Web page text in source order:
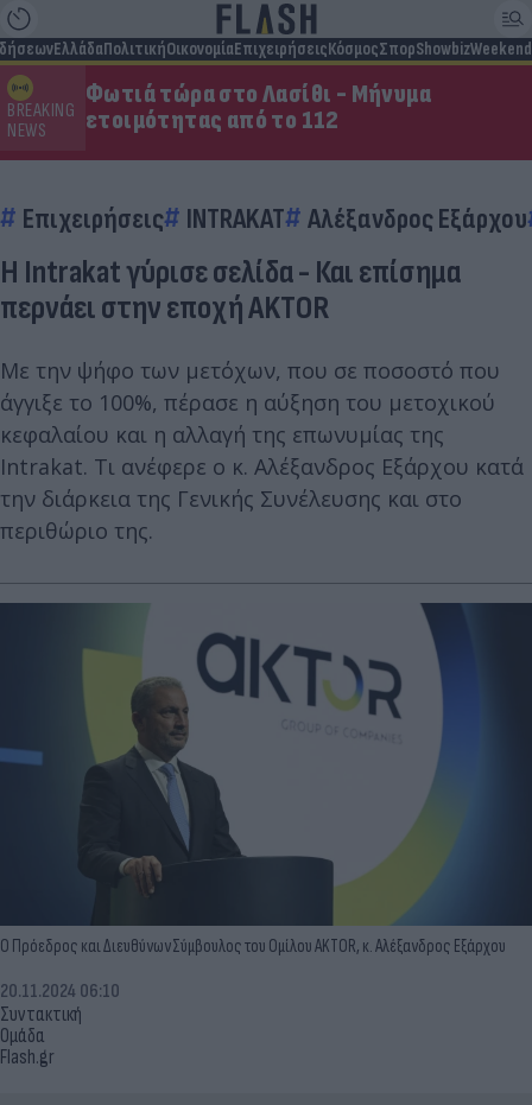
ΕλλάδαΠολιτικήΟικονομίαΕπιχειρήσειςΚόσμοςΣπορShowbizWeekend
BREAKING
NEWS
Φωτιά τώρα στο Λασίθι - Μήνυμα
ετοιμότητας από το 112
Επιχειρήσεις INTRAKAT Αλέξανδρος Εξάρχου
H Intrakat γύρισε σελίδα - Και επίσημα
περνάει στην εποχή AKTOR
Με την ψήφο των μετόχων, που σε ποσοστό που
άγγιξε το 100%, πέρασε η αύξηση του μετοχικού
κεφαλαίου και η αλλαγή της επωνυμίας της
Intrakat. Τι ανέφερε ο κ. Αλέξανδρος Εξάρχου κατά
την διάρκεια της Γενικής Συνέλευσης και στο
περιθώριο της.
O Πρόεδρος και Διευθύνων Σύμβουλος του Ομίλου AKTOR, κ. Αλέξανδρος Εξάρχου
Συντακτική
Ομάδα
Flash.gr
20.11.2024 06:10